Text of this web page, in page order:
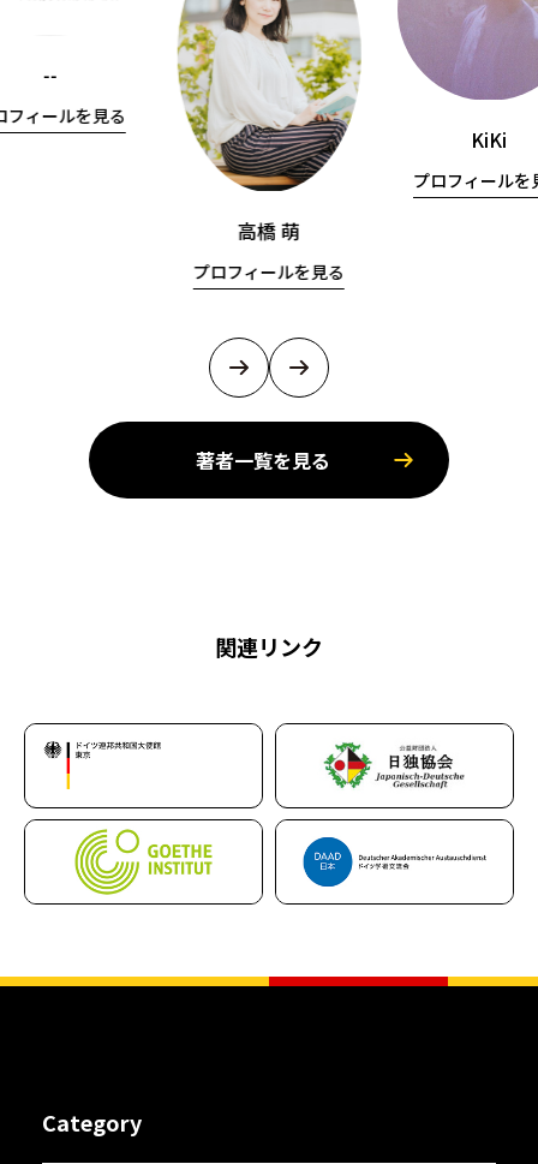
--
フィールを見る
高橋 萌
プロフィールを見る
KiKi
プロフィールを
著者一覧を見る
関連リンク
Category